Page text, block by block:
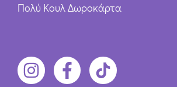
Πολύ Κουλ Δωροκάρτα